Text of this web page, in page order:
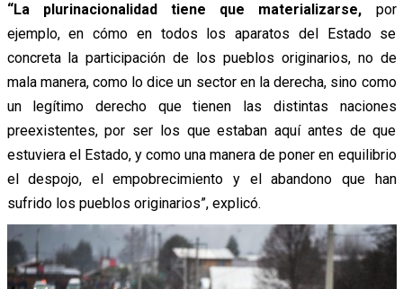
“La plurinacionalidad tiene que materializarse, por
ejemplo, en cómo en todos los aparatos del Estado se
concreta la participación de los pueblos originarios, no de
mala manera, como lo dice un sector en la derecha, sino como
un legítimo derecho que tienen las distintas naciones
preexistentes, por ser los que estaban aquí antes de que
estuviera el Estado, y como una manera de poner en equilibrio
el despojo, el empobrecimiento y el abandono que han
sufrido los pueblos originarios”, explicó.